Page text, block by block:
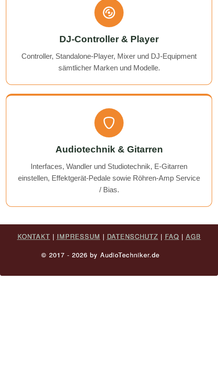
DJ-Controller & Player
Controller, Standalone-Player, Mixer und DJ-Equipment
sämtlicher Marken und Modelle.
Audiotechnik & Gitarren
Interfaces, Wandler und Studiotechnik, E-Gitarren
einstellen, Effektgerät-Pedale sowie Röhren-Amp Service
/ Bias.
KONTAKT | IMPRESSUM | DATENSCHUTZ | FAQ | AGB
© 2017 - 2026 by AudioTechniker.de